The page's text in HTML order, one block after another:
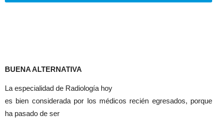
BUENA ALTERNATIVA
La especialidad de Radiología hoy
es bien considerada por los médicos recién egresados, porque
ha pasado de ser